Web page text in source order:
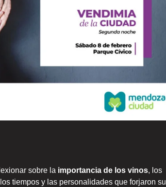
sobre la importancia de los vinos, los
tiempos y las personalidades que forjaron su